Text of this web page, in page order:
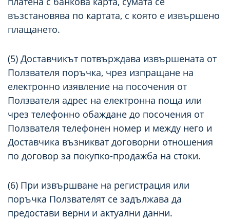
възстановява по картата, с която е извършено
плащането.
(5) Доставчикът потвърждава извършената от
Ползвателя поръчка, чрез изпращане на
електронно изявление на посочения от
Ползвателя адрес на електронна поща или
чрез телефонно обаждане до посочения от
Ползвателя телефонен номер и между него и
Доставчика възникват договорни отношения
по договор за покупко-продажба на стоки.
(6) При извършване на регистрация или
поръчка Ползвателят се задължава да
предостави верни и актуални данни.